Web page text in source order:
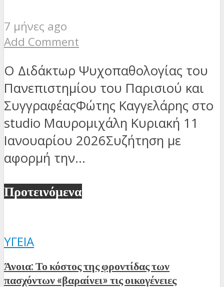
7 μήνες ago
Add Comment
Ο Διδάκτωρ Ψυχοπαθολογίας του
Πανεπιστημίου του Παρισιού και
ΣυγγραφέαςΦώτης Καγγελάρης στο
studio Μαυρομιχάλη Κυριακή 11
Ιανουαρίου 2026Συζήτηση με
αφορμή την...
Προτεινόμενα
ΥΓΕΊΑ
Άνοια: Το κόστος της φροντίδας των
πασχόντων «βαραίνει» τις οικογένειες